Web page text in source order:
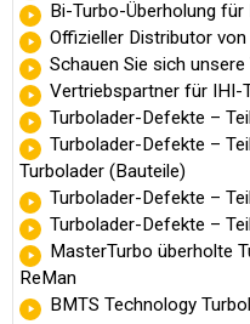
Bi-Turbo-Überholung
Offizieller Distributor
Schauen Sie sich
Vertriebspartner für IHI-
Turbolader-Defekte –
Turbolader-Defekte –
Turbolader (Bauteile)
Turbolader-Defekte –
Turbolader-Defekte –
MasterTurbo überholte
ReMan
BMTS Technology